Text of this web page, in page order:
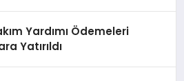
Yardımı Ödemeleri
Yatırıldı